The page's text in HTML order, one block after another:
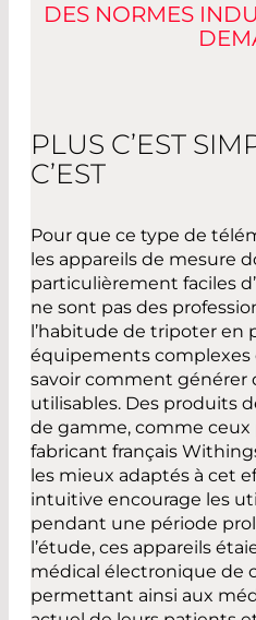
DES NORMES
PLUS C’EST
C’EST
Pour que ce type de
les appareils de mesure
particulièrement faciles
ne sont pas des
l’habitude de tripoter en
équipements
savoir comment générer
utilisables. Des produits
de gamme, comme ceux
fabricant français
les mieux adaptés à cet
intuitive encourage les
pendant une période
l’étude, ces appareils
médical électronique de
permettant ainsi aux